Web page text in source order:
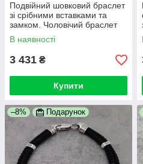
Подвійний шовковий браслет
зі срібними вставками та
замком. Чоловічий браслет
срібло 925 та шовк 3 мм. 21
розмір
В наявності
3 431 ₴
Купити
–8% Подарунок